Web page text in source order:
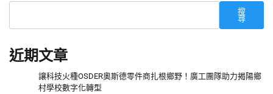
搜
尋
近期文章
讓科技火種OSDER奧斯德零件商扎根鄉野！廣工團隊助力揭陽鄉
村學校數字化轉型